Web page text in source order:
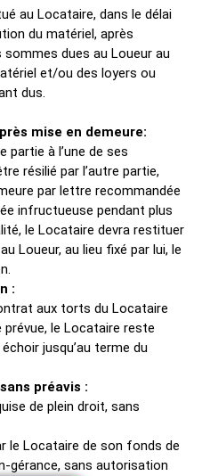
au Locataire, dans le délai
du matériel, après
dues au Loueur au
et/ou des loyers ou
dus.
mise en demeure:
partie à l’une de ses
résilié par l’autre partie,
par lettre recommandée
infructueuse pendant plus
le Locataire devra restituer
Loueur, au lieu fixé par lui, le
:
aux torts du Locataire
le Locataire reste
jusqu’au terme du
préavis :
de plein droit, sans
le Locataire de son fonds de
gérance, sans autorisation